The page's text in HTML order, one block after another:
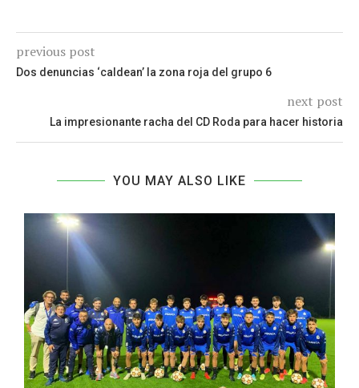
previous post
Dos denuncias ‘caldean’ la zona roja del grupo 6
next post
La impresionante racha del CD Roda para hacer historia
YOU MAY ALSO LIKE